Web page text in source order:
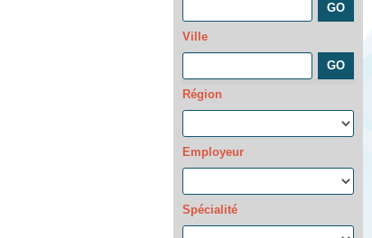
Ville
Région
Employeur
Spécialité